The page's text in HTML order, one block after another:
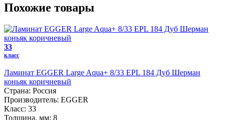
Похожие товары
33
класс
Ламинат EGGER Large Aqua+ 8/33 EPL 184 Дуб Шерман
коньяк коричневый
Страна: Россия
Производитель: EGGER
Класс: 33
Толщина, мм: 8